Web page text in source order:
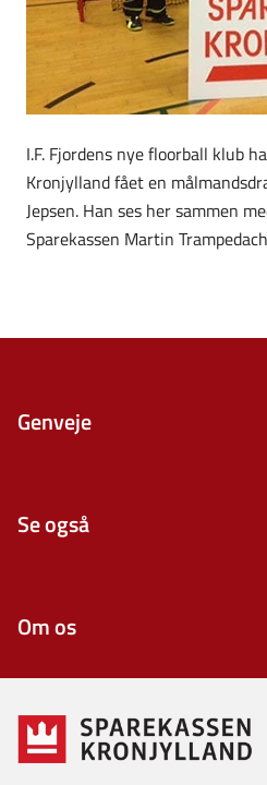
I.F. Fjordens nye floorball klub
Kronjylland fået en
Jepsen. Han ses her sammen
Sparekassen Martin
Genveje
Se også
Om os